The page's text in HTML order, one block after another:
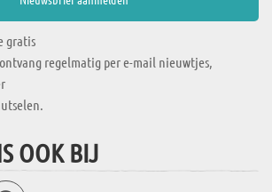
gratis
regelmatig per e-mail nieuwtjes,
OOK BIJ